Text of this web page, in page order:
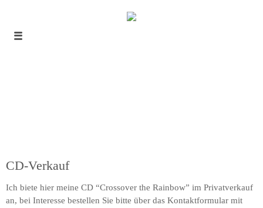
CD-Verkauf
Ich biete hier meine CD “Crossover the Rainbow” im Privatverkauf
an, bei Interesse bestellen Sie bitte über das Kontaktformular mit